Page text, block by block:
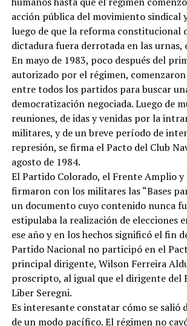
acción pública del movimiento sindical
luego de que la reforma constitucional
dictadura fuera derrotada en las urnas,
En mayo de 1983, poco después del
autorizado por el régimen,
entre todos los partidos para buscar
democratización negociada. Luego de
reuniones, de idas y venidas por la
militares, y de un breve período de
represión, se firma el Pacto del Club
agosto de 1984.
El Partido Colorado, el Frente Amplio y
firmaron con los militares las “Bases
un documento cuyo contenido nunca
estipulaba la realización de elecciones
ese año y en los hechos significó el fin
Partido Nacional no participó en el
principal dirigente, Wilson Ferreira
proscripto, al igual que el dirigente del
Liber Seregni.
Es interesante constatar cómo se salió
de un modo pacífico. El régimen no